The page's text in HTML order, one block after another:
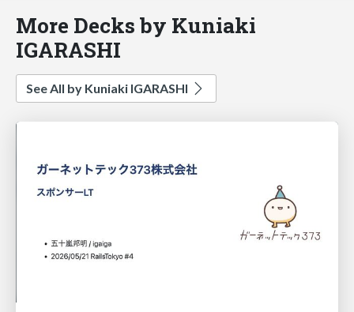
More Decks by Kuniaki
IGARASHI
See All by Kuniaki IGARASHI